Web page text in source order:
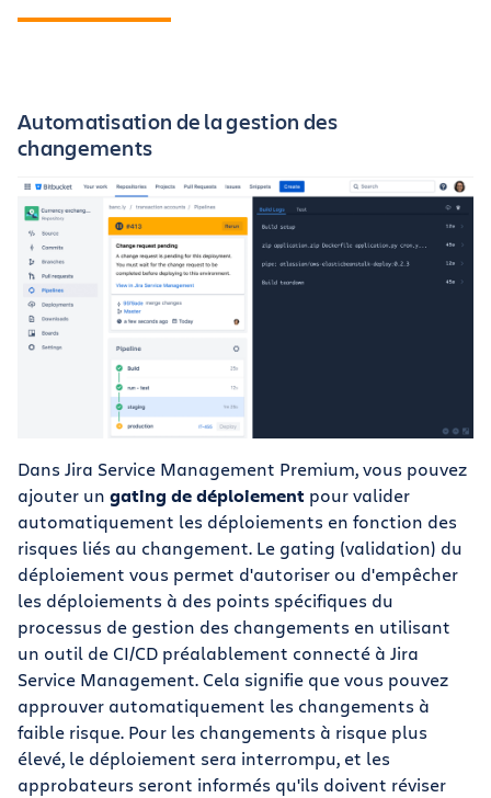
Automatisation de la gestion des
changements
Dans Jira Service Management Premium, vous pouvez
ajouter un gating de déploiement pour valider
automatiquement les déploiements en fonction des
risques liés au changement. Le gating (validation) du
déploiement vous permet d'autoriser ou d'empêcher
les déploiements à des points spécifiques du
processus de gestion des changements en utilisant
un outil de CI/CD préalablement connecté à Jira
Service Management. Cela signifie que vous pouvez
approuver automatiquement les changements à
faible risque. Pour les changements à risque plus
élevé, le déploiement sera interrompu, et les
approbateurs seront informés qu'ils doivent réviser